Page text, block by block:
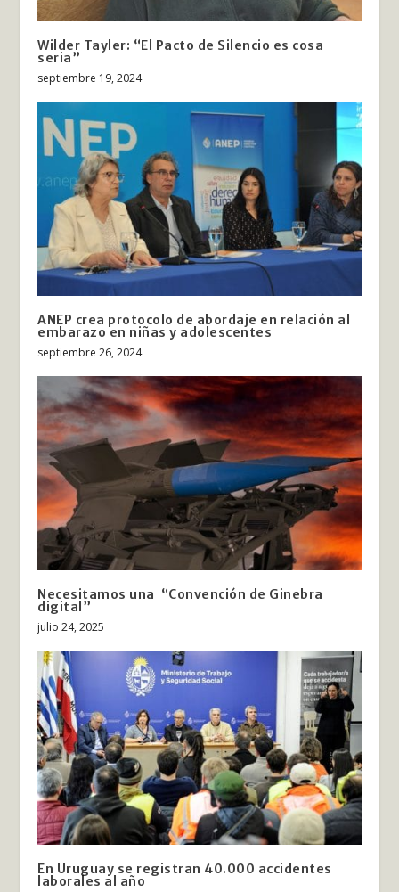
Wilder Tayler: “El Pacto de Silencio es cosa
seria”
septiembre 19, 2024
ANEP crea protocolo de abordaje en relación al
embarazo en niñas y adolescentes
septiembre 26, 2024
Necesitamos una “Convención de Ginebra
digital”
julio 24, 2025
En Uruguay se registran 40.000 accidentes
laborales al año